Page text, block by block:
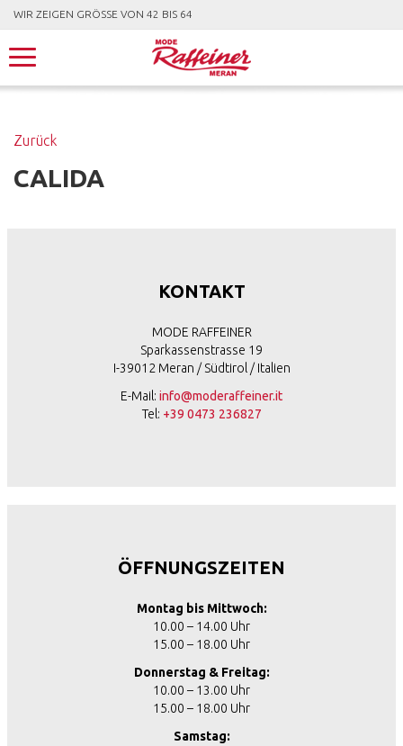
Zurück
CALIDA
KONTAKT
MODE RAFFEINER
Sparkassenstrasse 19
I-39012 Meran / Südtirol / Italien
E-Mail: info@moderaffeiner.it
Tel: +39 0473 236827
ÖFFNUNGSZEITEN
Montag bis Mittwoch:
10.00 – 14.00 Uhr
15.00 – 18.00 Uhr
Donnerstag & Freitag:
10.00 – 13.00 Uhr
15.00 – 18.00 Uhr
Samstag:
WIR ZEIGEN GRÖSSE VON 42 BIS 64